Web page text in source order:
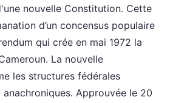
nouvelle Constitution. Cette
d’un concensus populaire
qui crée en mai 1972 la
La nouvelle
les structures fédérales
Approuvée le 20